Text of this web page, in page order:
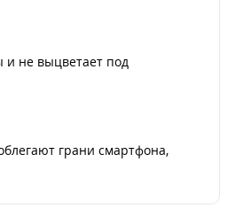
и не выцветает под
грани смартфона,